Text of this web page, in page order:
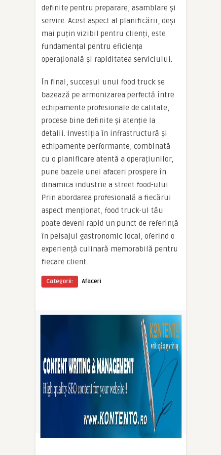
definite pentru preparare, asamblare și
servire. Acest aspect al planificării, deși
mai puțin vizibil pentru clienți, este
fundamental pentru eficiența
operațională și rapiditatea serviciului.
În final, succesul unui food truck se
bazează pe armonizarea perfectă între
echipamente profesionale de calitate,
procese bine definite și atenție la
detalii. Investiția în infrastructură și
echipamente performante, combinată
cu o planificare atentă a operațiunilor,
pune bazele unei afaceri prospere în
dinamica industrie a street food-ului.
Prin abordarea profesională a fiecărui
aspect menționat, food truck-ul tău
poate deveni rapid un punct de referință
în peisajul gastronomic local, oferind o
experiență culinară memorabilă pentru
fiecare client.
Categorii: Afaceri